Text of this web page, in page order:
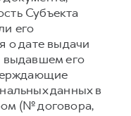
Субъекта
его
о дате выдачи
выдавшем его
данных в
(№ договора,